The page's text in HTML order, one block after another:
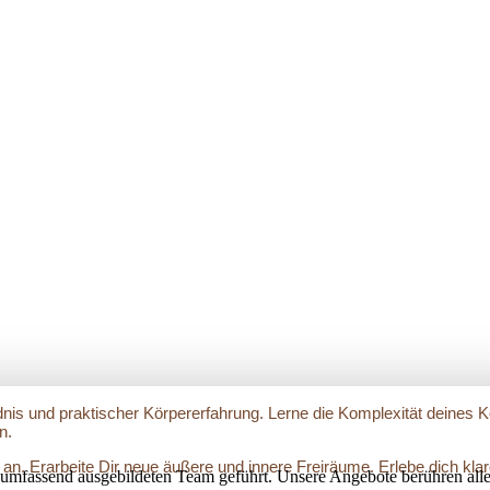
ausgebildeten Team geführt. Unsere Angebote berühren
und praktischer Körpererfahrung. Lerne die Komplexität
Erarbeite Dir neue äußere und innere Freiräume. Erlebe dich